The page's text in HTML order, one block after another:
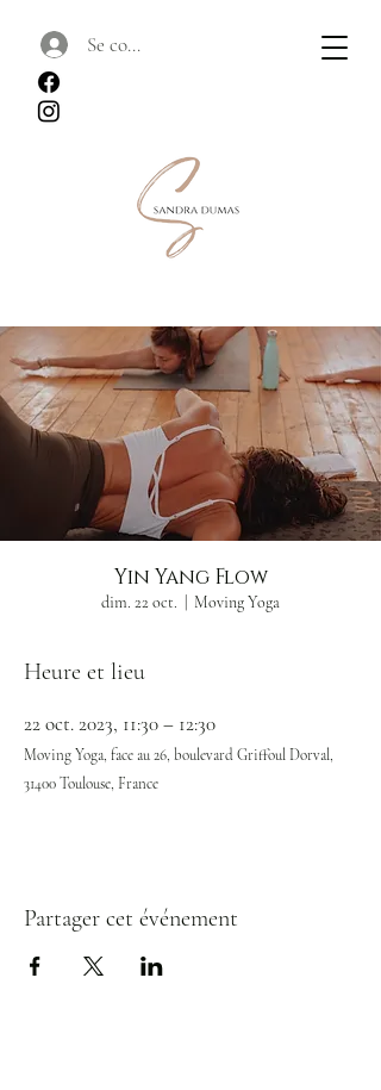
Se connecter
Yin Yang Flow
dim. 22 oct. Moving Yoga
Heure et lieu
22 oct. 2023, 11:30 – 12:30
Moving Yoga, face au 26, boulevard Griffoul Dorval,
31400 Toulouse, France
Partager cet événement